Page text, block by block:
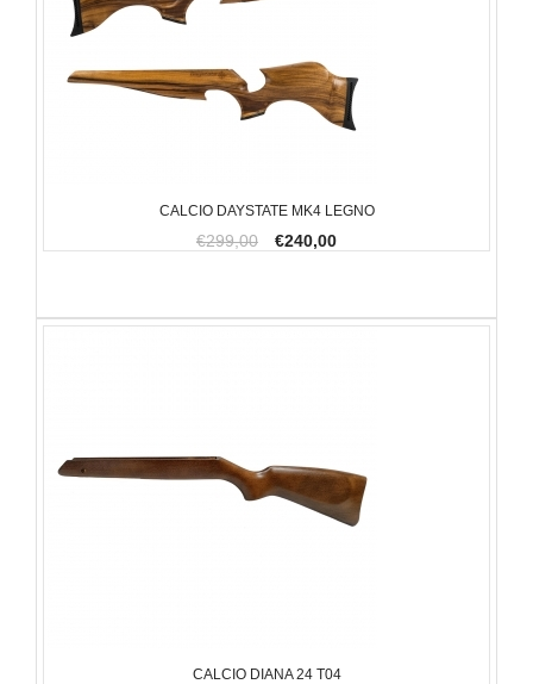
CALCIO DAYSTATE MK4 LEGNO
€299,00 €240,00
CALCIO DIANA 24 T04